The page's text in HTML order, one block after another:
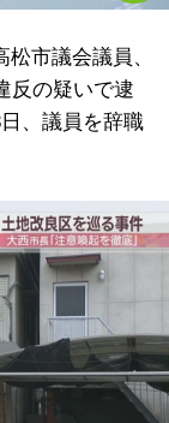
市議会議員、
反の疑いで逮
、議員を辞職